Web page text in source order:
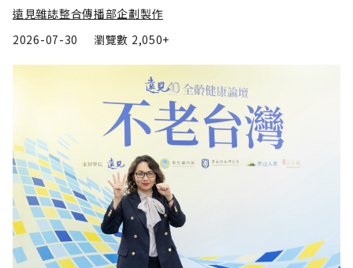
遠見雜誌整合傳播部企劃製作
2026-07-30
瀏覽數 2,050+